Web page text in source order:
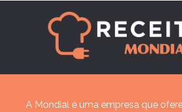
A Mondial é uma empresa que